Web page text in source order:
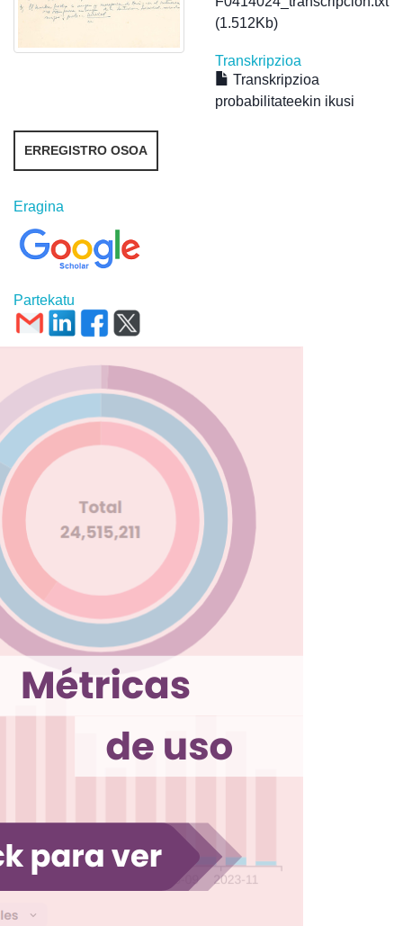
(1.512Kb)
Transkripzioa
Transkripzioa
probabilitateekin ikusi
ERREGISTRO OSOA
Eragina
Partekatu